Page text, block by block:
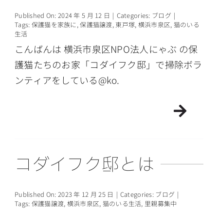
Published On: 2024 年 5 月 12 日 | Categories: ブログ |
Tags: 保護猫を家族に ,保護猫譲渡, 東戸塚, 横浜市泉区, 猫のいる
生活
こんばんは 横浜市泉区NPO法人にゃぶ の保
護猫たちのお家「コダイフク邸」で掃除ボラ
ンティアをしている@ko.
コダイフク邸とは
Published On: 2023 年 12 月 25 日 | Categories: ブログ |
Tags: 保護猫譲渡, 横浜市泉区, 猫のいる生活, 里親募集中